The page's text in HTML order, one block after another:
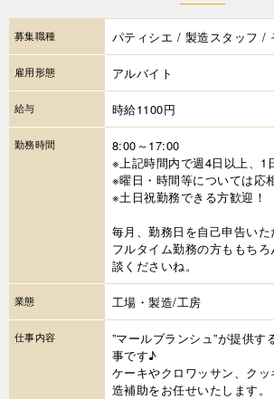
募集職種 パティシエ / 製造スタッフ /
雇用形態 アルバイト
給与 時給1100円
勤務時間
8:00～17:00
※上記時間内で週4日以上、1
※曜日・時間等については応
※土日祝勤務できる方歓迎！
毎月、勤務日を自己申告いた
フルタイム勤務の方ももち
談くださいね。
業態 工場・製造/工房
仕事内容
”マールブランシュ”が提供す
事です♪
ケーキやクロワッサン、ク
造補助をお任せいたします。